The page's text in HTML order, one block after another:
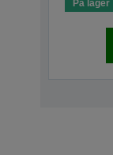
På lager